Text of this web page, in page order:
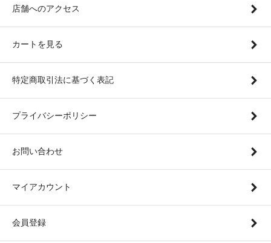
店舗へのアクセス
カートを見る
特定商取引法に基づく表記
プライバシーポリシー
お問い合わせ
マイアカウント
会員登録